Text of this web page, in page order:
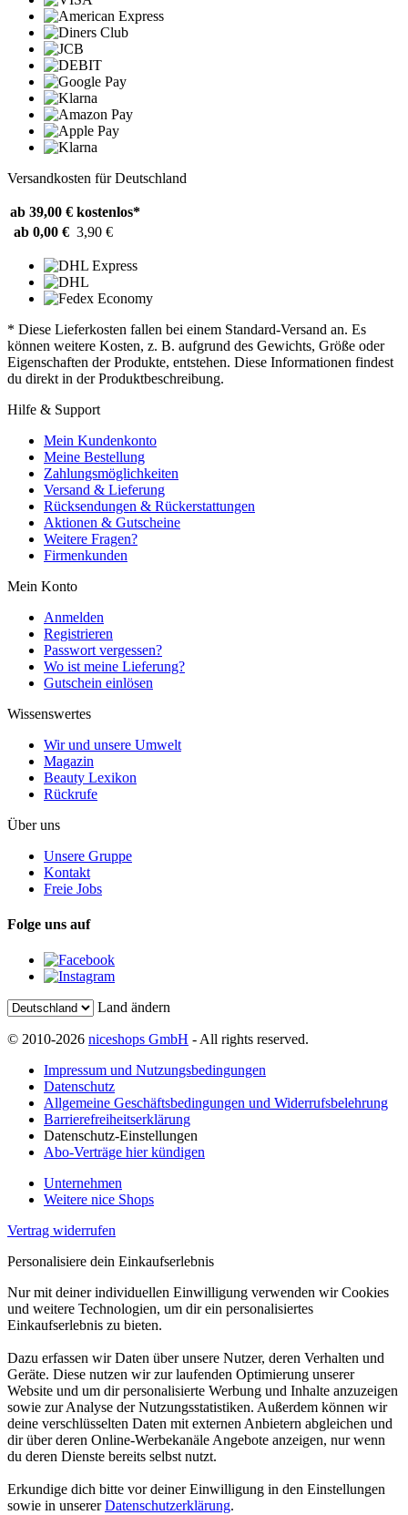
Versandkosten für Deutschland
ab 39,00 € kostenlos*
ab 0,00 € 3,90 €
* Diese Lieferkosten fallen bei einem Standard-Versand an. Es
können weitere Kosten, z. B. aufgrund des Gewichts, Größe oder
Eigenschaften der Produkte, entstehen. Diese Informationen findest
du direkt in der Produktbeschreibung.
Hilfe & Support
Mein Kundenkonto
Meine Bestellung
Zahlungsmöglichkeiten
Versand & Lieferung
Rücksendungen & Rückerstattungen
Aktionen & Gutscheine
Weitere Fragen?
Firmenkunden
Mein Konto
Anmelden
Registrieren
Passwort vergessen?
Wo ist meine Lieferung?
Gutschein einlösen
Wissenswertes
Wir und unsere Umwelt
Magazin
Beauty Lexikon
Rückrufe
Über uns
Unsere Gruppe
Kontakt
Freie Jobs
Folge uns auf
Land ändern
© 2010-2026 niceshops GmbH - All rights reserved.
Impressum und Nutzungsbedingungen
Datenschutz
Allgemeine Geschäftsbedingungen und Widerrufsbelehrung
Barrierefreiheitserklärung
Datenschutz-Einstellungen
Abo-Verträge hier kündigen
Unternehmen
Weitere nice Shops
Vertrag widerrufen
Personalisiere dein Einkaufserlebnis
Nur mit deiner individuellen Einwilligung verwenden wir Cookies
und weitere Technologien, um dir ein personalisiertes
Einkaufserlebnis zu bieten.
Dazu erfassen wir Daten über unsere Nutzer, deren Verhalten und
Geräte. Diese nutzen wir zur laufenden Optimierung unserer
Website und um dir personalisierte Werbung und Inhalte anzuzeigen
sowie zur Analyse der Nutzungsstatistiken. Außerdem können wir
deine verschlüsselten Daten mit externen Anbietern abgleichen und
dir über deren Online-Werbekanäle Angebote anzeigen, nur wenn
du deren Dienste bereits selbst nutzt.
Erkundige dich bitte vor deiner Einwilligung in den Einstellungen
sowie in unsererDatenschutzerklärung.